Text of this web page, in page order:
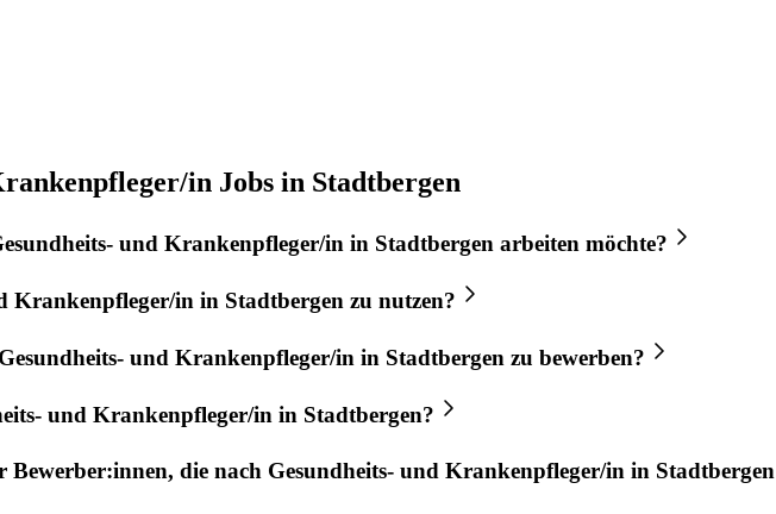
in Jobs in Stadtbergen
und Krankenpfleger/in in Stadtbergen arbeiten möchte?
Krankenpfleger/in in Stadtbergen zu nutzen?
Gesundheits- und Krankenpfleger/in in Stadtbergen zu bewerben?
und Krankenpfleger/in in Stadtbergen?
Bewerber:innen, die nach Gesundheits- und Krankenpfleger/in in Stadtbergen